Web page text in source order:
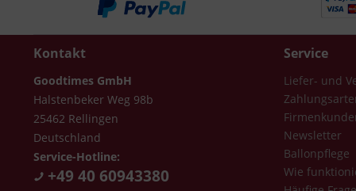
Kontakt
Goodtimes GmbH
Halstenbeker Weg 98b
25462 Rellingen
Deutschland
Service-Hotline:
+49 40 60943380
Service
Liefer- und
Newsletter
Ballonpflege
Wie